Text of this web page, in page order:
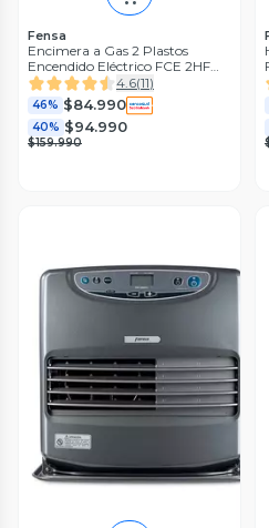
Fensa
Encimera a Gas 2 Plastos
Encendido Eléctrico FCE 2HF
GL INOX
4.6(11)
46% $84.990
40% $94.990
$159.990